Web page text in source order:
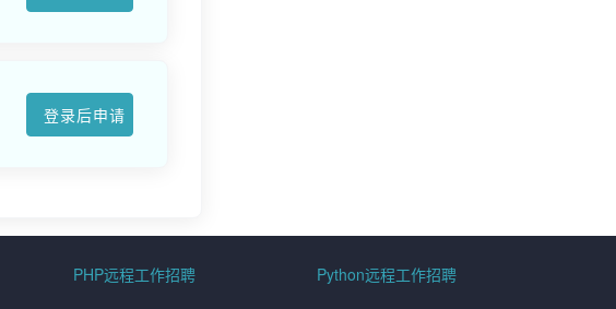
登录后申请
PHP远程工作招聘 Python远程工作招聘